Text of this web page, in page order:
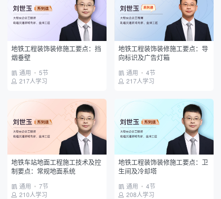
地铁工程装饰装修施工要点：挡
烟垂壁
通用 • 5节
217人学习
地铁工程装饰装修施工要点：导
向标识及广告灯箱
通用 • 4节
217人学习
地铁车站地面工程施工技术及控
制要点：常规地面系统
通用 • 7节
210人学习
地铁工程装饰装修施工要点：卫
生间及冷却塔
通用 • 4节
208人学习